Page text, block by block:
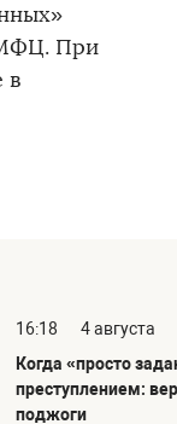
МФЦ. При
в
16:18
4 августа
Когда «просто
преступлением:
поджоги